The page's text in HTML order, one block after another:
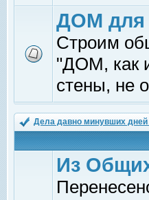
ДОМ для
Строим
"ДОМ, как
стены, не
Дела давно минувших дней
Из